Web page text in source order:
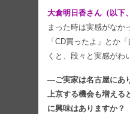
大倉明日香さん（以下
まった時は実感がなか
「CD買ったよ」とか
くと、段々と実感がわ
―ご実家は名古屋にあ
上京する機会も増え
に興味はありますか？